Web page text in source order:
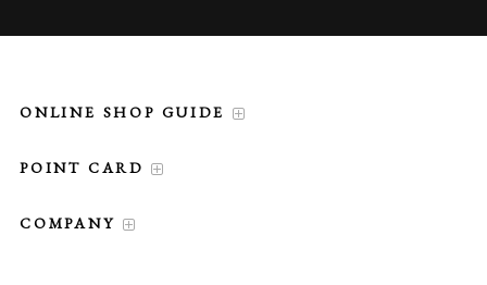
ONLINE SHOP GUIDE
POINT CARD
COMPANY